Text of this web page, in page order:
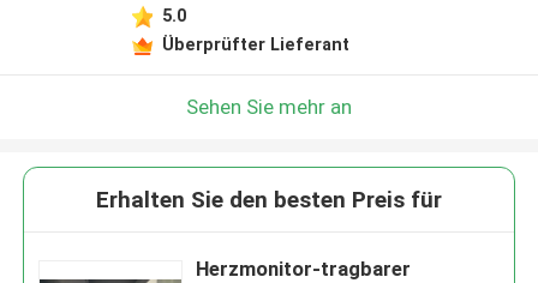
5.0
Überprüfter Lieferant
Sehen Sie mehr an
Erhalten Sie den besten Preis für
Herzmonitor-tragbarer